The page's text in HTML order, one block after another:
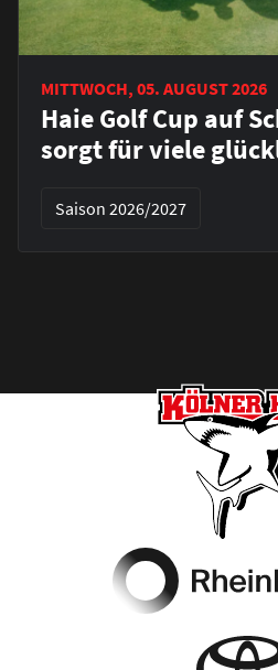
MITTWOCH, 05. AUGUST 2026
Haie Golf Cup auf
sorgt für viele
Saison 2026/2027